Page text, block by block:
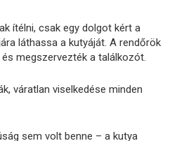
ítélni, csak egy dolgot kért a
láthassa a kutyáját. A rendőrök
megszervezték a találkozót.
váratlan viselkedése minden
sem volt benne – a kutya